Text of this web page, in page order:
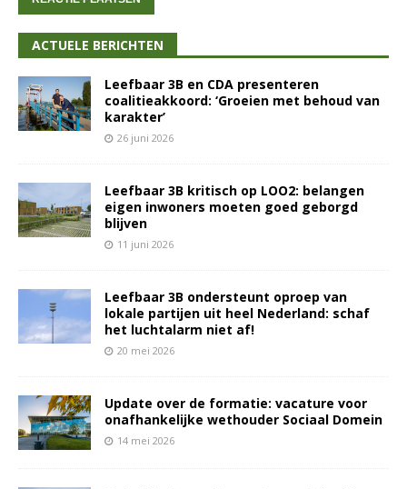
ACTUELE BERICHTEN
Leefbaar 3B en CDA presenteren
coalitieakkoord: ‘Groeien met behoud van
karakter’
26 juni 2026
Leefbaar 3B kritisch op LOO2: belangen
eigen inwoners moeten goed geborgd
blijven
11 juni 2026
Leefbaar 3B ondersteunt oproep van
lokale partijen uit heel Nederland: schaf
het luchtalarm niet af!
20 mei 2026
Update over de formatie: vacature voor
onafhankelijke wethouder Sociaal Domein
14 mei 2026